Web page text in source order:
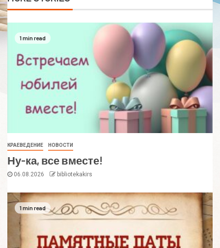
1 min read
КРАЕВЕДЕНИЕ НОВОСТИ
Ну-ка, все вместе!
06.08.2026 bibliotekakirs
1 min read